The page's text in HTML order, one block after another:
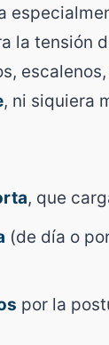
la tensión
, ni siquiera
, que
(de día o
por la